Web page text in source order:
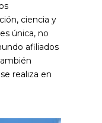
ciencia y
única, no
afiliados
realiza en